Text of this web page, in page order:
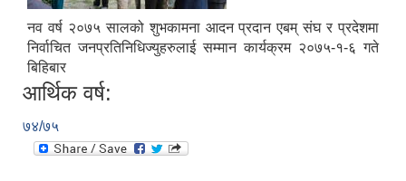
नव वर्ष २०७५ सालको शुभकामना आदन प्रदान एबम् संघ र प्रदेशमा
निर्वाचित जनप्रतिनिधिज्युहरुलाई सम्मान कार्यक्रम २०७५-१-६ गते
बिहिबार
आर्थिक वर्ष:
७४/७५